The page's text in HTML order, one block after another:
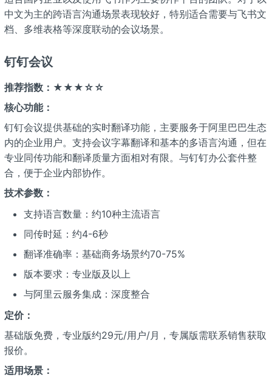
中文为主的跨语言沟通场景表现较好，特别适合需要与飞书文
档、多维表格等深度联动的会议场景。
钉钉会议
推荐指数：★★★☆☆
核心功能：
钉钉会议提供基础的实时翻译功能，主要服务于阿里巴巴生态
内的企业用户。支持会议字幕翻译和基本的多语言沟通，但在
专业同传功能和翻译质量方面相对有限。与钉钉办公套件整
合，便于企业内部协作。
技术参数：
支持语言数量：约10种主流语言
同传时延：约4-6秒
翻译准确率：基础商务场景约70-75%
版本要求：专业版及以上
与阿里云服务集成：深度整合
定价：
基础版免费，专业版约29元/用户/月，专属版需联系销售获取
报价。
适用场景：